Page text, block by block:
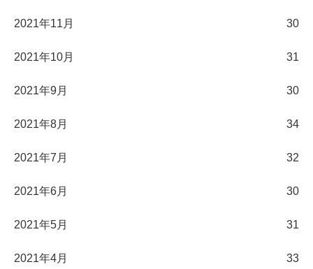
2021年11月 30
2021年10月 31
2021年9月 30
2021年8月 34
2021年7月 32
2021年6月 30
2021年5月 31
2021年4月 33